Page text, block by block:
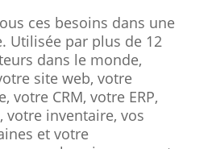
ces besoins dans une
Utilisée par plus de 12
dans le monde,
site web, votre
votre CRM, votre ERP,
inventaire, vos
et votre